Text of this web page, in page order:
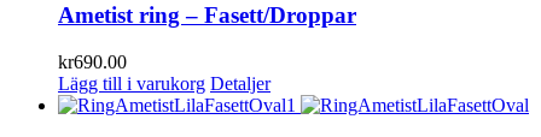
Ametist ring – Fasett/Droppar
kr690.00
Lägg till i varukorg Detaljer